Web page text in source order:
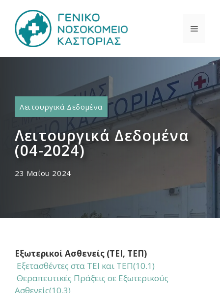
περιεχόμενο
Λειτουργικά Δεδομένα
Λειτουργικά Δεδομένα
(04-2024)
23 Μαΐου 2024
Εξωτερικοί Ασθενείς (ΤΕΙ, ΤΕΠ)
Εξετασθέντες στα ΤΕΙ και ΤΕΠ(10.1)
Θεραπευτικές Πράξεις σε Εξωτερικούς
Ασθενείς(10.3)